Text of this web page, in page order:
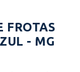
FROTAS
- MG